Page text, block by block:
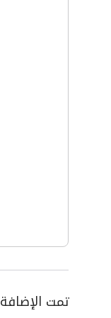
تمت الإضافة